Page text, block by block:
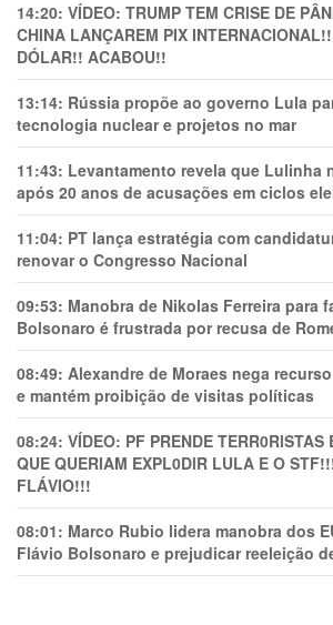
14:20: VÍDEO: TRUMP TEM CRlSE DE
CHINA LANÇAREM PIX
DÓLAR!! ACABOU!!
13:14: Rússia propõe ao governo Lula
tecnologia nuclear e projetos no mar
11:43: Levantamento revela que Lulinha
após 20 anos de acusações em ciclos
11:04: PT lança estratégia com
renovar o Congresso Nacional
09:53: Manobra de Nikolas Ferreira para
Bolsonaro é frustrada por recusa de
08:49: Alexandre de Moraes nega
e mantém proibição de visitas políticas
08:24: VÍDEO: PF PRENDE TERR0RlSTAS
QUE QUERIAM EXPL0DlR LULA E O
FLÁVIO!!!
08:01: Marco Rubio lidera manobra dos
Flávio Bolsonaro e prejudicar reeleição